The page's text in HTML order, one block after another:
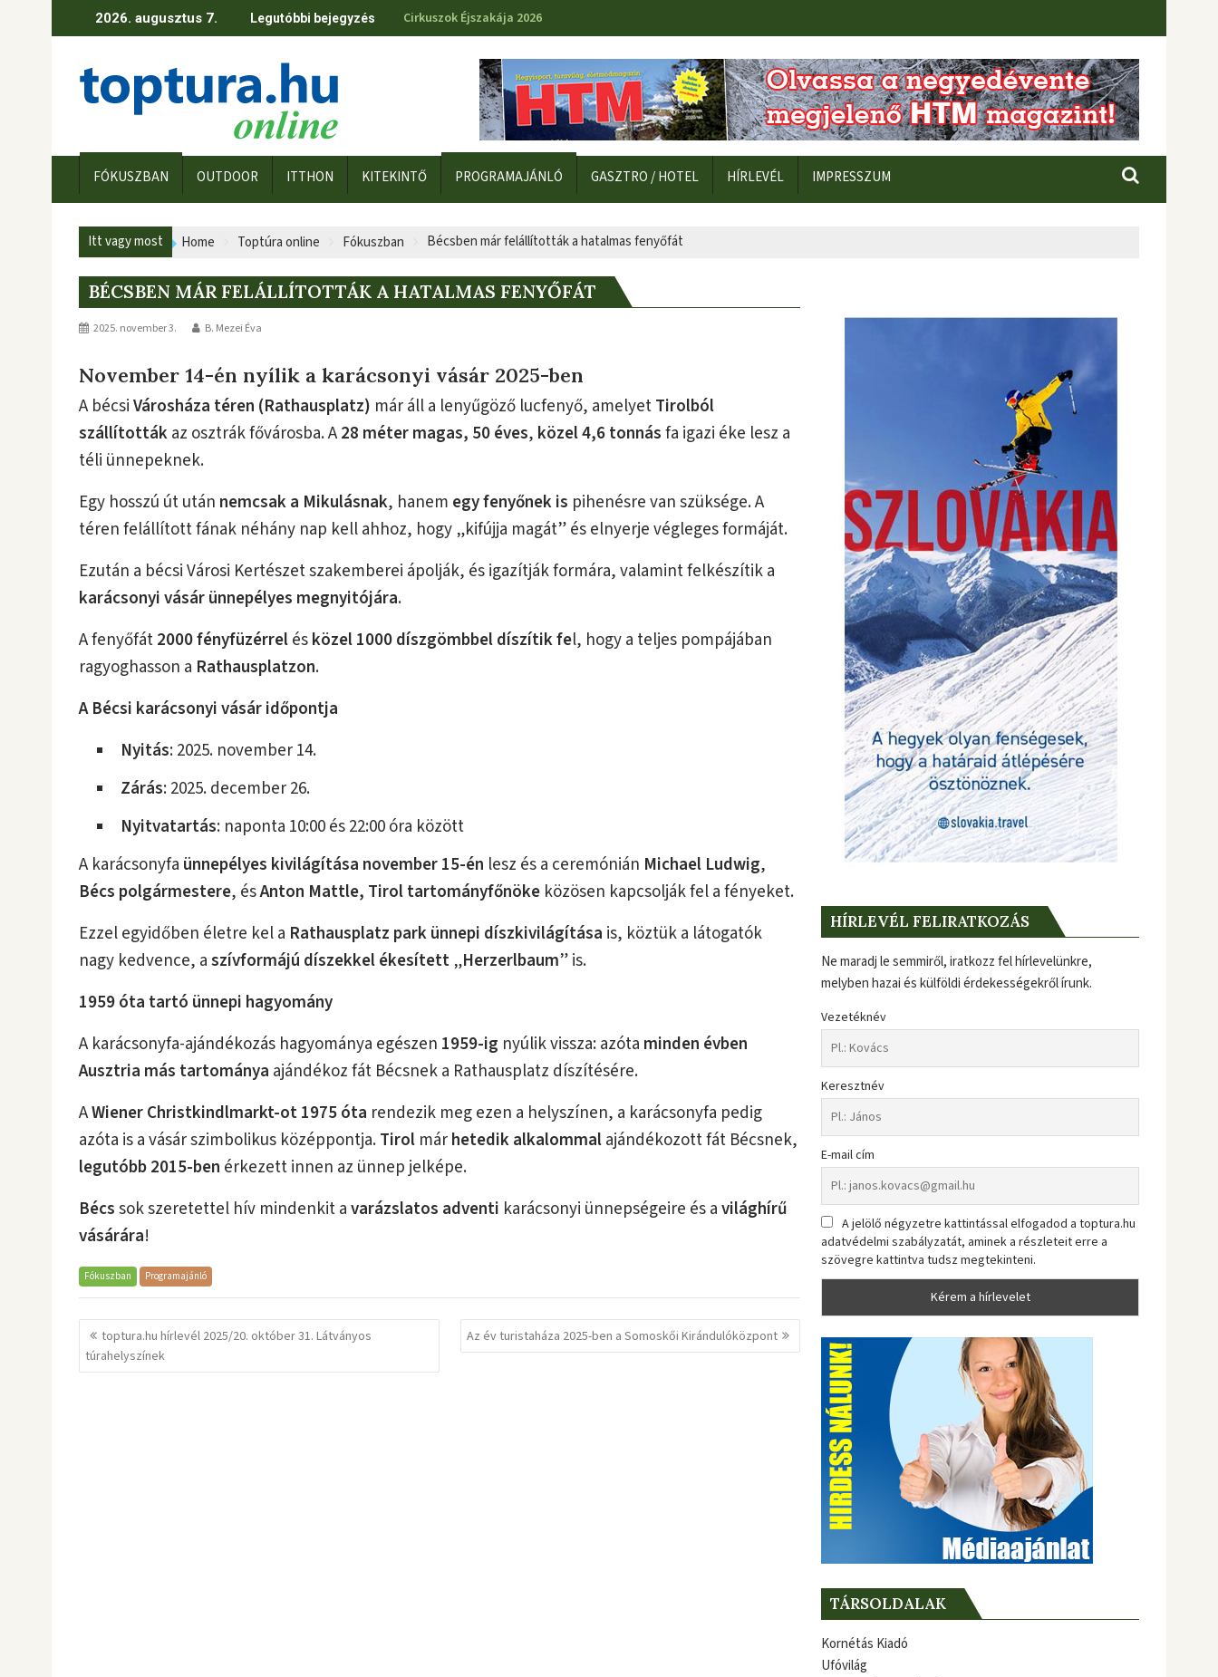
2026. augusztus 7. Legutóbbi bejegyzés Cirkuszok Éjszakája 2026
FÓKUSZBAN OUTDOOR ITTHON KITEKINTŐ PROGRAMAJÁNLÓ GASZTRO / HOTEL HÍRLEVÉL IMPRESSZUM
Itt vagy most Home Toptúra online Fókuszban Bécsben már felállították a hatalmas fenyőfát
BÉCSBEN MÁR FELÁLLÍTOTTÁK A HATALMAS FENYŐFÁT
2025. november 3. B. Mezei Éva
November 14-én nyílik a karácsonyi vásár 2025-ben
A bécsiVárosháza téren (Rathausplatz) már áll a lenyűgöző lucfenyő, amelyetTirolból
szállítottákaz osztrák fővárosba. A28 méter magas, 50 éves, közel 4,6 tonnásfa igazi éke lesz a
téli ünnepeknek.
Egy hosszú út után nemcsak a Mikulásnak, hanem egy fenyőnek is pihenésre van szüksége. A
téren felállított fának néhány nap kell ahhoz, hogy „kifújja magát” és elnyerje végleges formáját.
Ezután a bécsi Városi Kertészet szakemberei ápolják, és igazítják formára, valamint felkészítik a
karácsonyi vásárünnepélyes megnyitójára.
A fenyőfát2000 fényfüzérrelésközel 1000 díszgömbbeldíszítik fel, hogy a teljes pompájában
ragyoghasson a Rathausplatzon.
A Bécsi karácsonyi vásár időpontja
Nyitás: 2025. november 14.
Zárás: 2025. december 26.
Nyitvatartás: naponta 10:00 és 22:00 óra között
A karácsonyfa ünnepélyes kivilágítása november 15-én lesz és a ceremónián Michael Ludwig,
Bécs polgármestere, ésAnton Mattle, Tirol tartományfőnöke közösen kapcsolják fel a fényeket.
Ezzel egyidőben életre kel a Rathausplatz parkünnepi díszkivilágítása is, köztük a látogatók
nagy kedvence, aszívformájú díszekkelékesített „Herzerlbaum” is.
1959 óta tartó ünnepi hagyomány
A karácsonyfa-ajándékozás hagyománya egészen 1959-ig nyúlik vissza: azóta minden évben
Ausztria más tartománya ajándékoz fát Bécsnek a Rathausplatz díszítésére.
AWiener Christkindlmarkt-ot 1975 óta rendezik meg ezen a helyszínen, a karácsonyfa pedig
azóta is a vásár szimbolikus középpontja.Tirol márhetedik alkalommalajándékozott fát Bécsnek,
legutóbb 2015-ben érkezett innen az ünnep jelképe.
Bécssok szeretettel hív mindenkit avarázslatos adventi karácsonyi ünnepségeire és avilághírű
vásárára!
Fókuszban Programajánló
Bejegyzés
navigáció
toptura.hu hírlevél 2025/20. október 31. Látványos
túrahelyszínek
Az év turistaháza 2025-ben a Somoskői Kirándulóközpont
HÍRLEVÉL FELIRATKOZÁS
Ne maradj le semmiről, iratkozz fel hírlevelünkre,
melyben hazai és külföldi érdekességekről írunk.
Vezetéknév
Keresztnév
E-mail cím
A jelölő négyzetre kattintással elfogadod a toptura.hu
adatvédelmi szabályzatát, aminek a részleteit erre a
szövegre kattintva tudsz megtekinteni.
TÁRSOLDALAK
Kornétás Kiadó
Ufóvilág